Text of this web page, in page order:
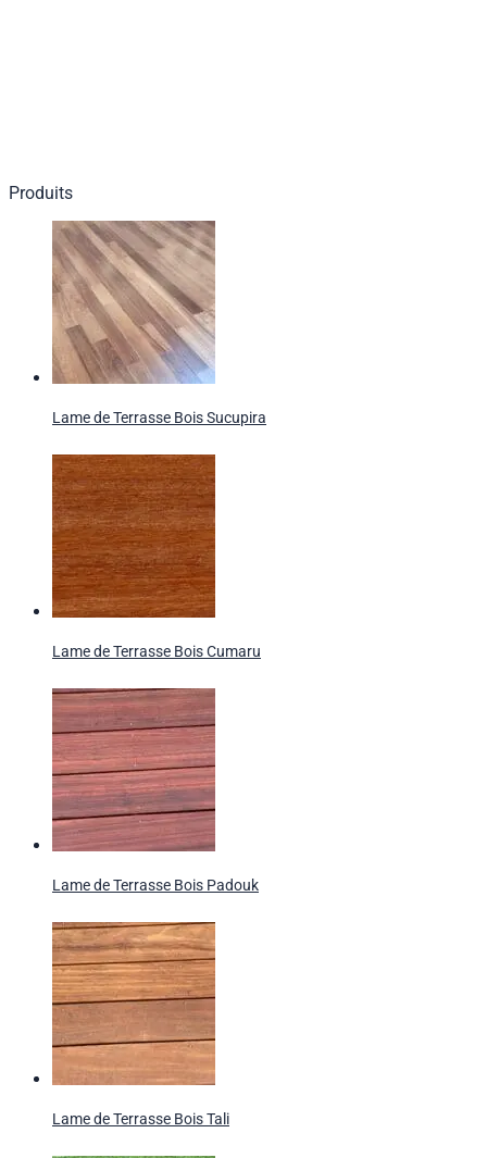
Produits
Lame de Terrasse Bois Sucupira
Lame de Terrasse Bois Cumaru
Lame de Terrasse Bois Padouk
Lame de Terrasse Bois Tali